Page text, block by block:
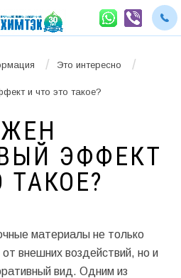
/ Это интересно /
и что это такое?
ЭФФЕКТ
материалы не только
внешних воздействий, но и
вид. Одним из